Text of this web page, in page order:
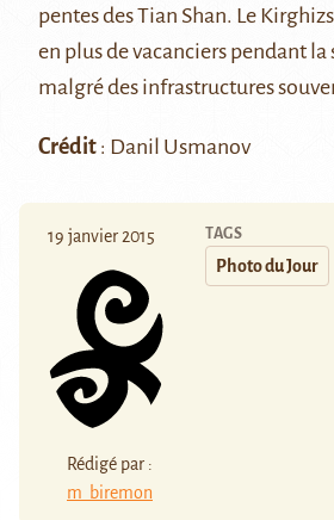
pentes des Tian Shan. Le
en plus de vacanciers pendant la
malgré des infrastructures
Crédit : Danil Usmanov
19 janvier 2015
Rédigé par :
m_biremon
TAGS
Photo du Jour